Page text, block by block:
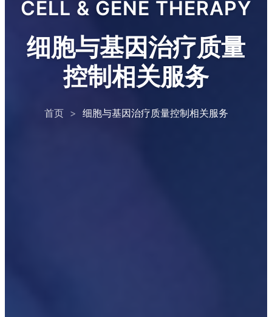
CELL & GENE THERAPY
细胞与基因治疗质量
控制相关服务
首页 > 细胞与基因治疗质量控制相关服务